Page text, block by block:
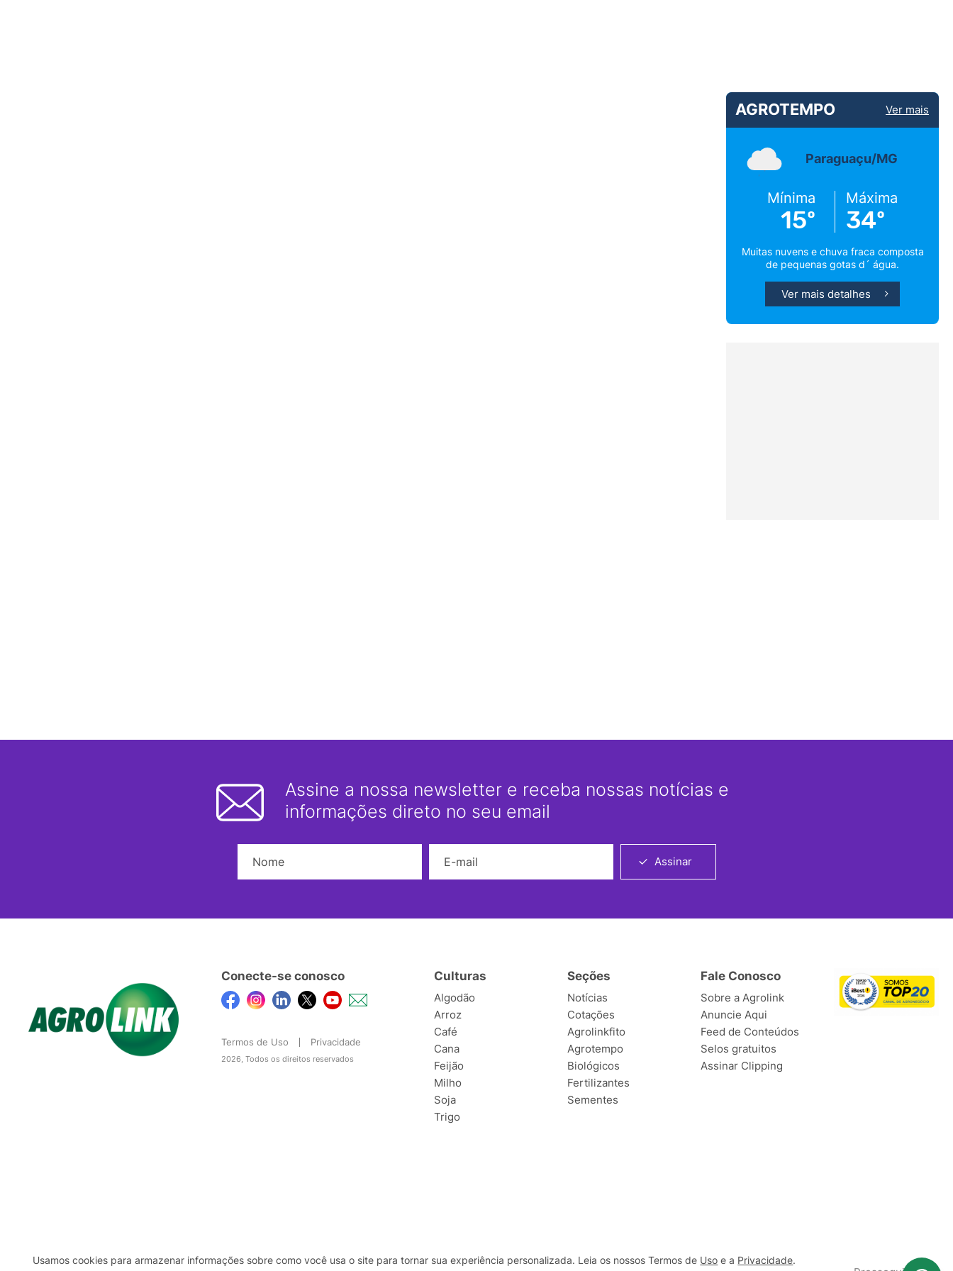
AGROTEMPO Ver mais
Paraguaçu/MG
Mínima
15º
Máxima
34º
Muitas nuvens e chuva fraca composta
de pequenas gotas d´ água.
Ver mais detalhes
Assine a nossa newsletter e receba nossas notícias e
informações direto no seu email
Assinar
Conecte-se conosco
Termos de Uso Privacidade
2026, Todos os direitos reservados
Culturas
Algodão
Arroz
Café
Cana
Feijão
Milho
Soja
Trigo
Seções
Notícias
Cotações
Agrolinkfito
Agrotempo
Biológicos
Fertilizantes
Sementes
Fale Conosco
Sobre a Agrolink
Anuncie Aqui
Feed de Conteúdos
Selos gratuitos
Assinar Clipping
Usamos cookies para armazenar informações sobre como você usa o site para tornar sua experiência personalizada. Leia os nossos Termos de Uso e a Privacidade.